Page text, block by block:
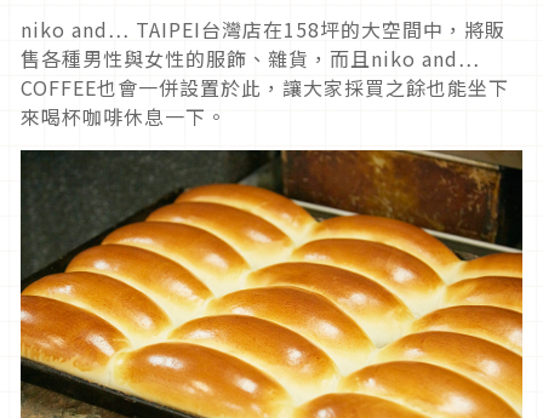
niko and… TAIPEI台灣店在158坪的大空間中，將販
售各種男性與女性的服飾、雜貨，而且niko and…
COFFEE也會一併設置於此，讓大家採買之餘也能坐下
來喝杯咖啡休息一下。